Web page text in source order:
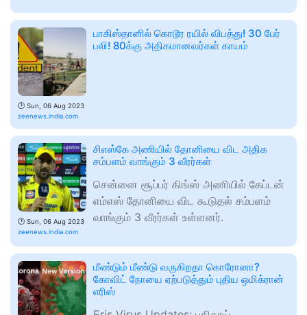
🕑 Sun, 06 Aug 2023
zeenews.india.com
பாகிஸ்தானில் கொடூர ரயில் விபத்து! 30 பேர்
பலி! 80க்கு அதிகமானவர்கள் காயம்
🕑 Sun, 06 Aug 2023
zeenews.india.com
சிஎஸ்கே அணியில் தோனியை விட அதிக
சம்பளம் வாங்கும் 3 வீரர்கள்
சென்னை சூப்பர் கிங்ஸ் அணியில் கேப்டன்
எம்எஸ் தோனியை விட கூடுதல் சம்பளம்
வாங்கும் 3 வீரர்கள் உள்ளனர்.
மீண்டும் மீண்டு வருகிறதா கொரோனா?
கோவிட் நோயை ஏற்படுத்தும் புதிய ஒமிக்ரான்
எரிஸ்